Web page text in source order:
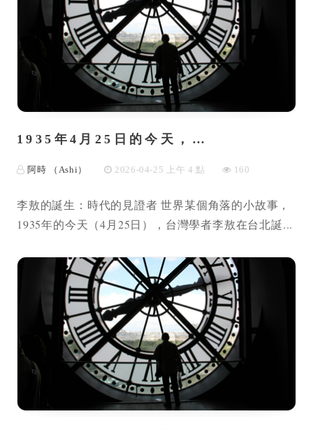
1935年4月25日的今天，…
阿時 （Ashi） 2026-04-25 上午 4 點 160
李敖的誕生：時代的見證者 世界某個角落的小故事，
1935年的今天（4月25日），台灣學者李敖在台北誕...